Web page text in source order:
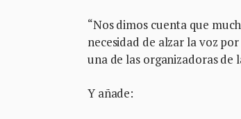
“Nos dimos cuenta que
necesidad de alzar la voz
una de las organizadoras de
Y añade: